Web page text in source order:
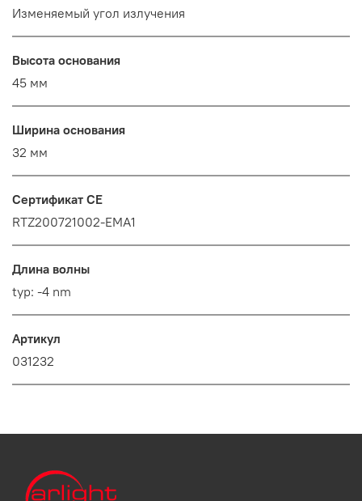
Изменяемый угол излучения
Высота основания
45 мм
Ширина основания
32 мм
Сертификат CE
RTZ200721002-EMA1
Длина волны
typ: -4 nm
Артикул
031232